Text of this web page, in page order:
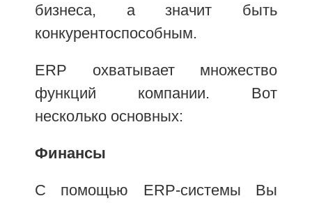
бизнеса, а значит быть
конкурентоспособным.
ERP охватывает множество
функций компании. Вот
несколько основных:
Финансы
С помощью ERP-системы Вы